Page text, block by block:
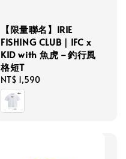
【限量聯名】IRIE
FISHING CLUB｜IFC x
KID with 魚虎－釣行風
格短T
Regular
price
NT$ 1,590